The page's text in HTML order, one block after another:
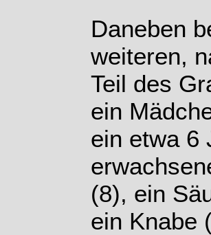
Daneben
weiteren,
Teil des
ein
ein etwa 6
(8), ein
ein Knabe